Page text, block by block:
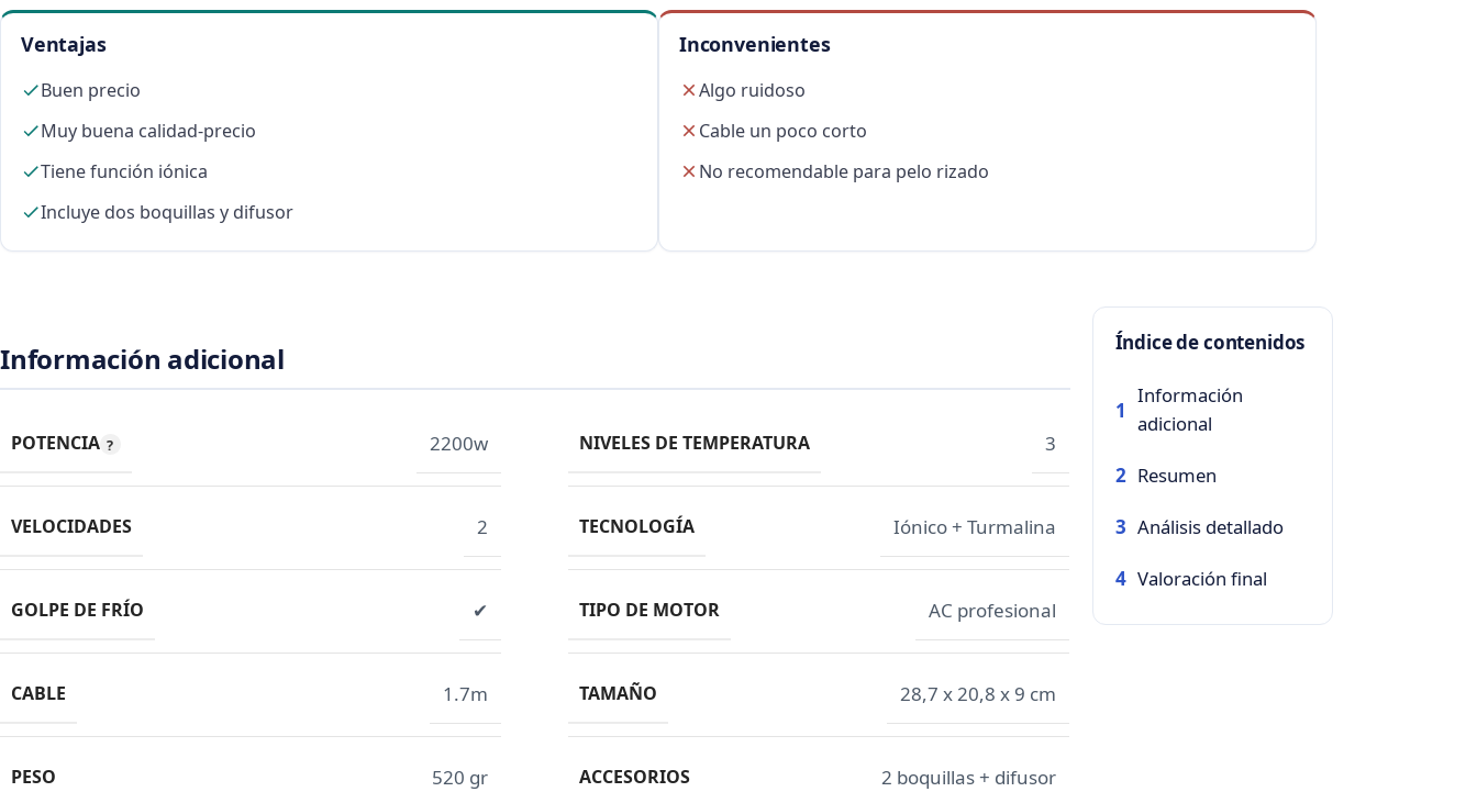
Ventajas
Buen precio
Muy buena calidad-precio
Tiene función iónica
Incluye dos boquillas y difusor
Inconvenientes
Algo ruidoso
Cable un poco corto
No recomendable para pelo rizado
Información adicional
POTENCIA 2200w NIVELES DE TEMPERATURA 3
VELOCIDADES 2 TECNOLOGÍA Iónico + Turmalina
GOLPE DE FRÍO ✔ TIPO DE MOTOR AC profesional
CABLE 1.7m TAMAÑO 28,7 x 20,8 x 9 cm
PESO 520 gr ACCESORIOS 2 boquillas + difusor
Índice de contenidos
1
Información
adicional
2 Resumen
3 Análisis detallado
4 Valoración final